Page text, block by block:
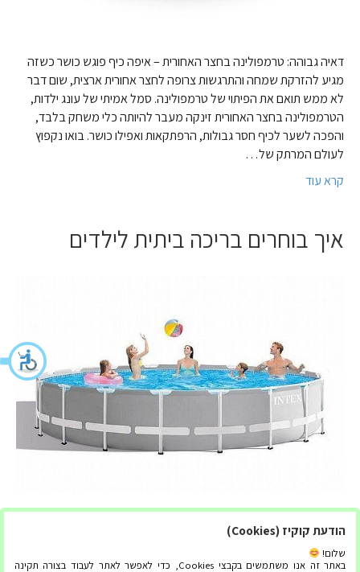
דאיה גבוהה: טרמפולינה בחצר האחורית – איפה כיף פוגש כושר כשזה
מגיע להזרקת שמחה והתרגשות צרופה לחצר אחורית ארצית, שום דבר
לא ממש תואם את הפיתוי של טרמפולינה. סמל אמיתי של עונג ילדות,
הטרמפולינה בחצר האחורית זינקה מעבר להיותה כלי משחק בלבד,
והפכה לשער לכיף חסר גבולות, הרפתקאות ואפילו כושר. בואו נקפוץ
לעולם המרתק של…
קרא עוד
איך בוחרים בריכה ביתית לילדים
כאשר בוחרים בריכה ביתית לילדים, יש לקחת בחשבון מספר גורמים:
בטיחות חפשו בריכה עם מאפייני בטיחות כמו גידור, כיסויים ומשטחים
מונעי החלקה. שקול להתקין אמצעי בטיחות נוספים כמו אזעקות לבריכה
הודעת קוקיז (Cookies)
שלום!
באתר זה אנו משתמשים בקבצי Cookies, כדי לאפשר לאתר לעבוד בצורה תקינה